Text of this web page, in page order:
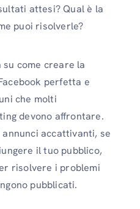
attesi? Qual è la
puoi risolverle?
su come creare la
perfetta e
che molti
devono affrontare.
accattivanti, se
il tuo pubblico,
risolvere i problemi
pubblicati.